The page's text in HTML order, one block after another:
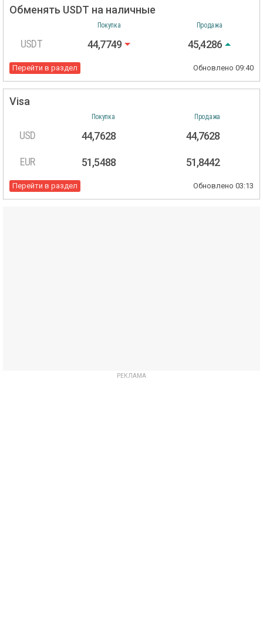
Обменять USDT на наличные
Покупка Продажа
USDT 44,7749 45,4286
Перейти в раздел Обновлено 09:40
Visa
Покупка Продажа
USD 44,7628 44,7628
EUR 51,5488 51,8442
Перейти в раздел Обновлено 03:13